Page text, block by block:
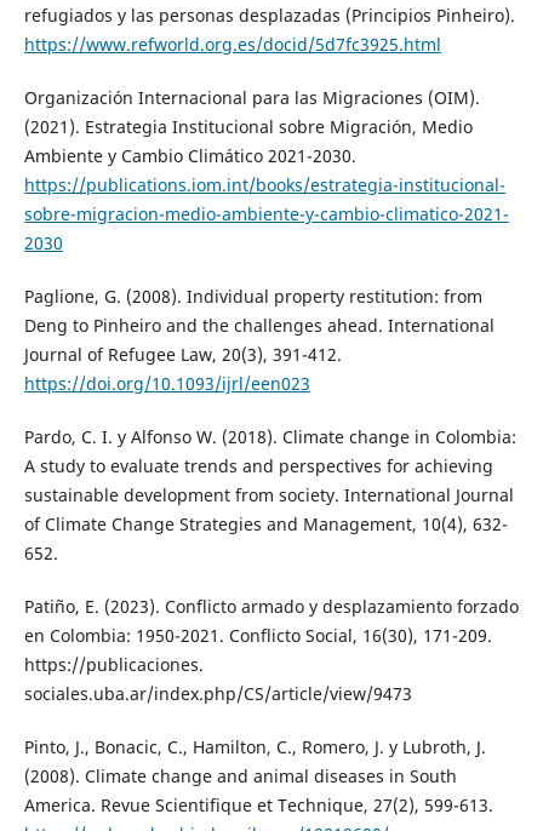
refugiados y las personas desplazadas (Principios Pinheiro).
https://www.refworld.org.es/docid/5d7fc3925.html
Organización Internacional para las Migraciones (OIM).
(2021). Estrategia Institucional sobre Migración, Medio
Ambiente y Cambio Climático 2021-2030.
https://publications.iom.int/books/estrategia-institucional-
sobre-migracion-medio-ambiente-y-cambio-climatico-2021-
2030
Paglione, G. (2008). Individual property restitution: from
Deng to Pinheiro and the challenges ahead. International
Journal of Refugee Law, 20(3), 391-412.
https://doi.org/10.1093/ijrl/een023
Pardo, C. I. y Alfonso W. (2018). Climate change in Colombia:
A study to evaluate trends and perspectives for achieving
sustainable development from society. International Journal
of Climate Change Strategies and Management, 10(4), 632-
652.
Patiño, E. (2023). Conflicto armado y desplazamiento forzado
en Colombia: 1950-2021. Conflicto Social, 16(30), 171-209.
https://publicaciones.
sociales.uba.ar/index.php/CS/article/view/9473
Pinto, J., Bonacic, C., Hamilton, C., Romero, J. y Lubroth, J.
(2008). Climate change and animal diseases in South
America. Revue Scientifique et Technique, 27(2), 599-613.